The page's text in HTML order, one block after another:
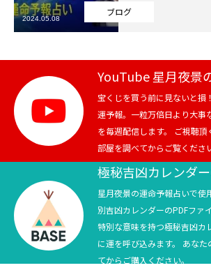
テニス
スポーツ
競馬
テニス四大大会・五輪
テニス四大大会・五輪
ブログ
2024.05.08
YouTube 星月夜景
宝くじを買う前に見ないと損
運予報。一粒万倍日より大事
を毎週配信します。 ご視聴
部屋を調べてからご覧くださ
極秘吉凶カレンダ
星月夜景の運命予報占いで使
別吉凶カレンダーのPDFファ
特別な意味を持つ極秘吉凶カ
に運を呼び込みます。 あな
てからご購入ください。